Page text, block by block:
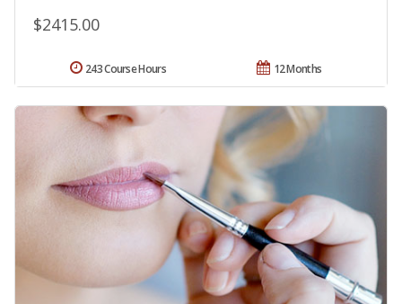
$2415.00
12 Months
243 Course Hours